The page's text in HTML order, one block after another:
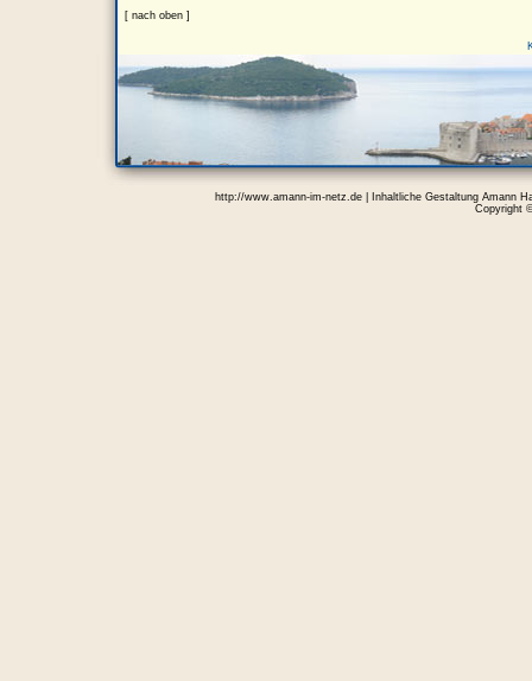
[ nach oben ]
http://www.amann-im-netz.de | Inhaltliche Gestaltung Amann
Copyright